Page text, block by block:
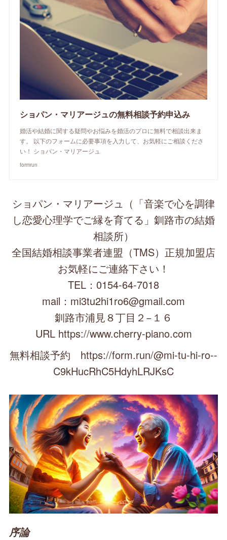
ショパン・マリアージュの無料相談予約申込み
婚活や結婚に関する疑問やお悩みを婚活のプロに無料で相談出来ま
す。 以下のフォームに必要事項を入力して、お気軽にご相談くださ
い！ ショパン・マリアージュ
formrun
ショパン・マリアージュ（「音楽で心を調律
し恋愛心理学でご縁を育てる」釧路市の結婚
相談所）
全国結婚相談事業者連盟（TMS）正規加盟店
お気軽にご連絡下さい！
TEL：0154-64-7018
mail：mi3tu2hi1ro6@gmail.com
釧路市浦見８丁目２−１６
URL https://www.cherry-piano.com
無料相談予約 https://form.run/@mi-tu-hi-ro--
C9kHucRhC5HdyhLRJKsC
序論